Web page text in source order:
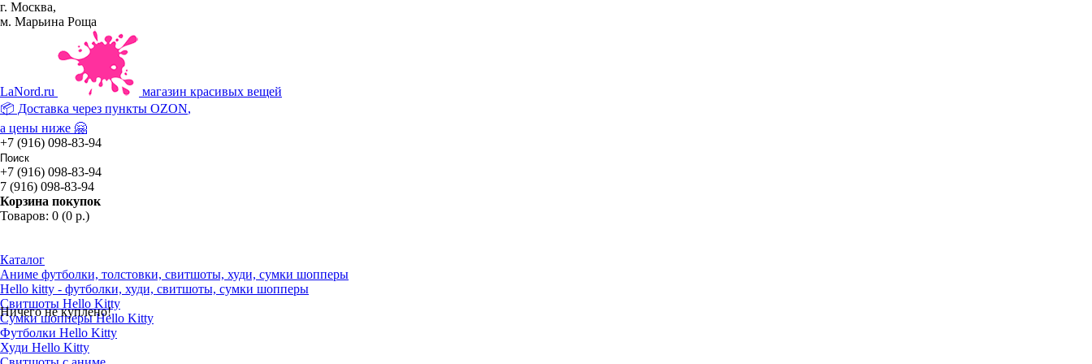
г. Москва,
м. Марьина Роща
LaNord.ru
магазин красивых вещей
📦 Доставка через пункты OZON,
а цены ниже 🤗
+7 (916) 098-83-94
+7 (916) 098-83-94
7 (916) 098-83-94
Корзина покупок
Товаров: 0 (0 р.)
Ничего не куплено!
Каталог
Аниме футболки, толстовки, свитшоты, худи, сумки шопперы
Hello kitty - футболки, худи, свитшоты, сумки шопперы
Свитшоты Hello Kitty
Сумки шопперы Hello Kitty
Футболки Hello Kitty
Худи Hello Kitty